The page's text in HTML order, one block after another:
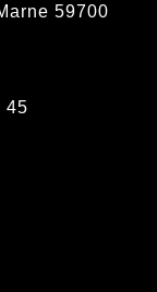
59700
45